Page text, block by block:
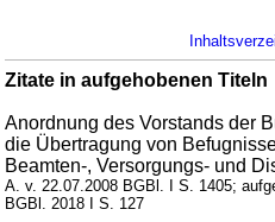
Zitate in aufgehobenen Titeln
Anordnung des Vorstands der
die Übertragung von
Beamten-, Versorgungs- und
A. v. 22.07.2008 BGBl. I S. 1405;
BGBl. 2018 I S. 127